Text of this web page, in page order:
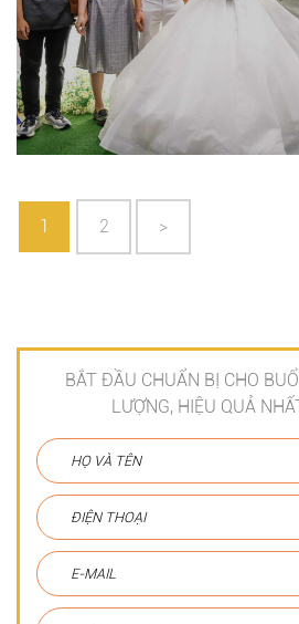
1 2 >
BẮT ĐẦU CHUẨN BỊ CHO
LƯỢNG, HIỆU QUẢ